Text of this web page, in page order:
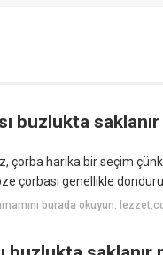
buzlukta saklanır
çorba harika bir seçim
çorbası genellikle
burada okuyun: